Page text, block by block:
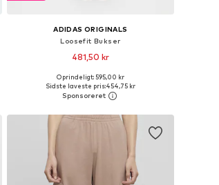
ADIDAS ORIGINALS
Loosefit Bukser
481,50 kr
Tilgængelige størrelser: 34, 36, 38, 40, 42
Føj til indkøbskurv
Oprindeligt: 595,00 kr
Sidste laveste pris:454,75 kr